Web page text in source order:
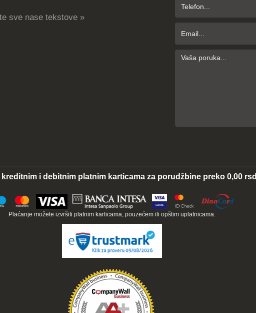
sve nase tekstove »
kreditnim i debitnim platnim karticama za porudžbine preko 0,00 rsd
Plaćanje možete izvršiti platnim karticama, pouzećem ili opštim uplatnicama.